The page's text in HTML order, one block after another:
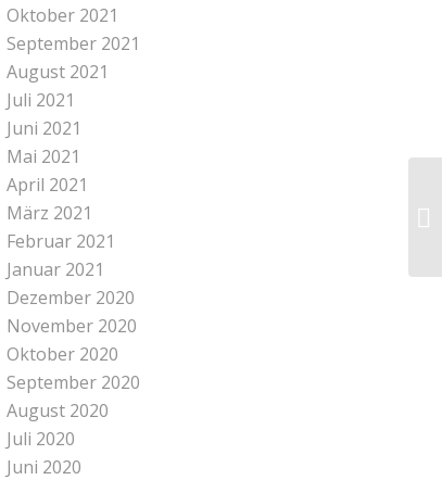
Oktober 2021
September 2021
August 2021
Juli 2021
Juni 2021
Mai 2021
April 2021
März 2021
Februar 2021
Januar 2021
Dezember 2020
November 2020
Oktober 2020
September 2020
August 2020
Juli 2020
Juni 2020